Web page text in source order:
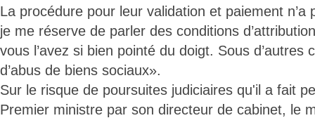
La procédure pour leur validation et paiement n’a
je me réserve de parler des conditions
vous l’avez si bien pointé du doigt. Sous d’autres
d’abus de biens sociaux».
Sur le risque de poursuites judiciaires qu'il a fait
Premier ministre par son directeur de cabinet, le